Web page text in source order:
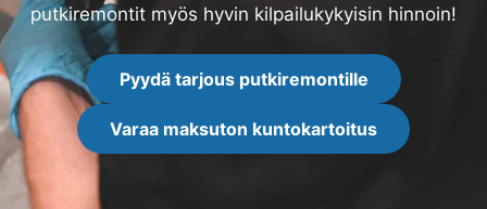
putkiremontit myös hyvin kilpailukykyisin hinnoin!
Pyydä tarjous putkiremontille
Varaa maksuton kuntokartoitus